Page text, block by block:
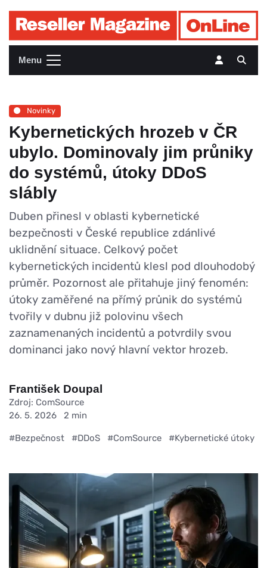
Menu
Novinky
Kybernetických hrozeb v ČR
ubylo. Dominovaly jim průniky
do systémů, útoky DDoS
slábly
Duben přinesl v oblasti kybernetické
bezpečnosti v České republice zdánlivé
uklidnění situace. Celkový počet
kybernetických incidentů klesl pod dlouhodobý
průměr. Pozornost ale přitahuje jiný fenomén:
útoky zaměřené na přímý průnik do systémů
tvořily v dubnu již polovinu všech
zaznamenaných incidentů a potvrdily svou
dominanci jako nový hlavní vektor hrozeb.
František Doupal
Zdroj: ComSource
26. 5. 2026
2 min
#Bezpečnost #DDoS #ComSource #Kybernetické útoky